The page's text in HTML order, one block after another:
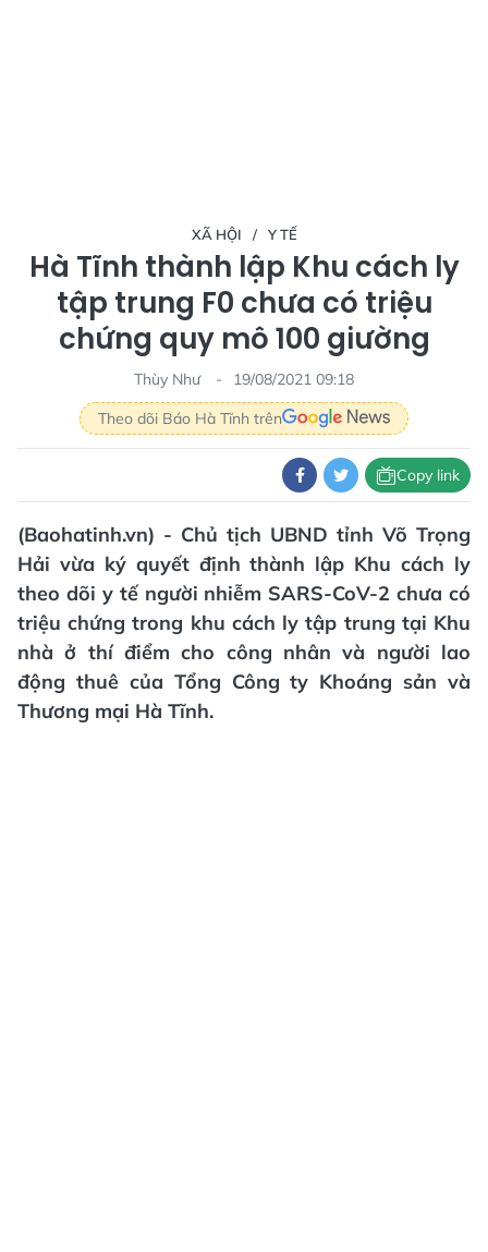
XÃ HỘI Y TẾ
Hà Tĩnh thành lập Khu cách ly
tập trung F0 chưa có triệu
chứng quy mô 100 giường
Thùy Như
19/08/2021 09:18
Theo dõi Báo Hà Tĩnh trên
Copy link
(Baohatinh.vn) - Chủ tịch UBND tỉnh Võ Trọng
Hải vừa ký quyết định thành lập Khu cách ly
theo dõi y tế người nhiễm SARS-CoV-2 chưa có
triệu chứng trong khu cách ly tập trung tại Khu
nhà ở thí điểm cho công nhân và người lao
động thuê của Tổng Công ty Khoáng sản và
Thương mại Hà Tĩnh.